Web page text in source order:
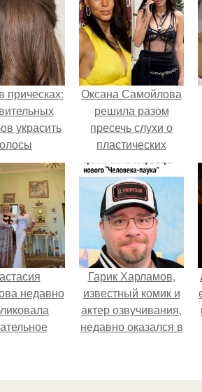
прическах:
украсить
Оксана Самойлова
решила разом
пресечь слухи о
пластических
операциях и
публично
прояснила
ситуацию.
недавно
она
Гарик Харламов,
известный комик и
актер озвучивания,
недавно оказался в
над озвучкой